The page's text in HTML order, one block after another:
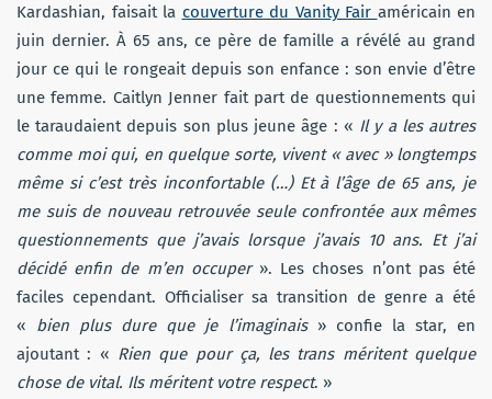
Kardashian, faisait la couverture du Vanity Fair américain en
juin dernier. À 65 ans, ce père de famille a révélé au grand
jour ce qui le rongeait depuis son enfance : son envie d’être
une femme. Caitlyn Jenner fait part de questionnements qui
le taraudaient depuis son plus jeune âge : « Il y a les autres
comme moi qui, en quelque sorte, vivent « avec » longtemps
même si c’est très inconfortable (…) Et à l’âge de 65 ans, je
me suis de nouveau retrouvée seule confrontée aux mêmes
questionnements que j’avais lorsque j’avais 10 ans. Et j’ai
décidé enfin de m’en occuper». Les choses n’ont pas été
faciles cependant. Officialiser sa transition de genre a été
« bien plus dure que je l’imaginais» confie la star, en
ajoutant : « Rien que pour ça, les trans méritent quelque
chose de vital. Ils méritent votre respect. »